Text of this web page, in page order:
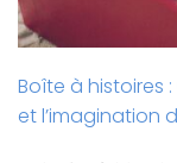
Boîte à histoires
et l’imagination